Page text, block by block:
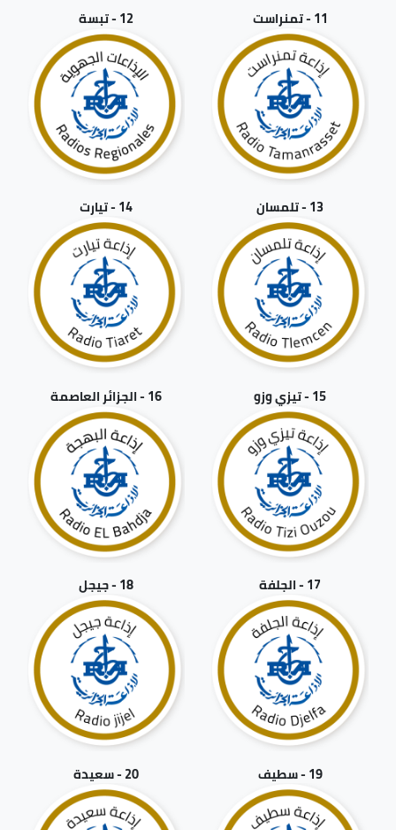
11 - تمنراست 12 - تبسة
13 - تلمسان 14 - تيارت
15 - تيزي وزو 16 - الجزائر العاصمة
17 - الجلفة 18 - جيجل
19 - سطيف 20 - سعيدة